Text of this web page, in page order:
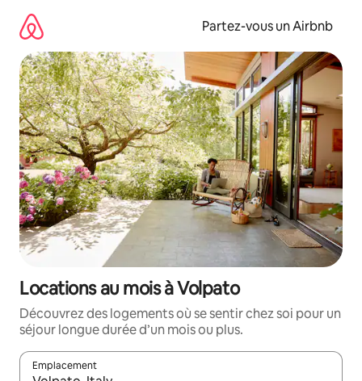
directement
contenu
Partez-vous un Airbnb
Locations au mois à Volpato
Découvrez des logements où se sentir chez soi pour un
séjour longue durée d’un mois ou plus.
Emplacement